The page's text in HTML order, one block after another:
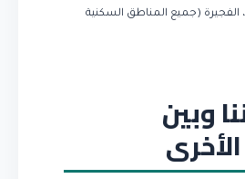
(جميع المناطق السكنية
وبين